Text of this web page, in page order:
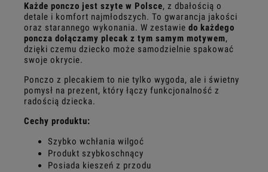
Każde ponczo jest szyte w Polsce, z dbałością o
detale i komfort najmłodszych. To gwarancja jakości
oraz starannego wykonania. W zestawie do każdego
poncza dołączamy plecak z tym samym motywem,
dzięki czemu dziecko może samodzielnie spakować
swoje okrycie.
Ponczo z plecakiem to nie tylko wygoda, ale i świetny
pomysł na prezent, który łączy funkcjonalność z
radością dziecka.
Cechy produktu:
Szybko wchłania wilgoć
Produkt szybkoschnący
Posiada kieszeń z przodu